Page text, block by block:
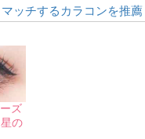
マッチするカラコンを推薦
ズ
の